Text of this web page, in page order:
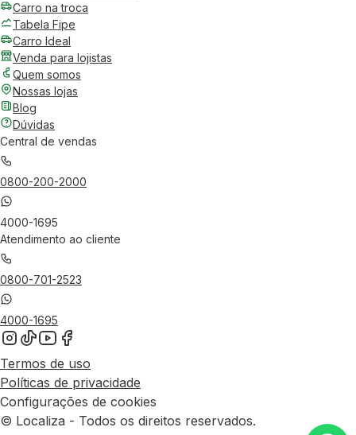
Carro na troca
Tabela Fipe
Carro Ideal
Venda para lojistas
Quem somos
Nossas lojas
Blog
Dúvidas
Central de vendas
0800-200-2000
4000-1695
Atendimento ao cliente
0800-701-2523
4000-1695
Termos de uso
Políticas de privacidade
Configurações de cookies
© Localiza - Todos os direitos reservados.